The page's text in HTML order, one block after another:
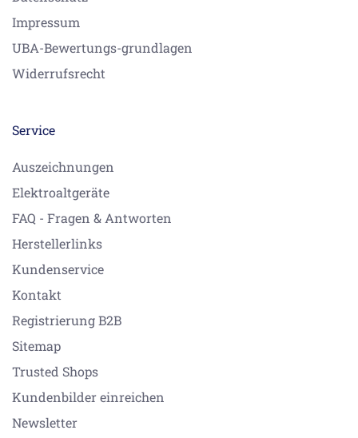
Impressum
UBA-Bewertungs-grundlagen
Widerrufsrecht
Service
Auszeichnungen
Elektroaltgeräte
FAQ - Fragen & Antworten
Herstellerlinks
Kundenservice
Kontakt
Registrierung B2B
Sitemap
Trusted Shops
Kundenbilder einreichen
Newsletter